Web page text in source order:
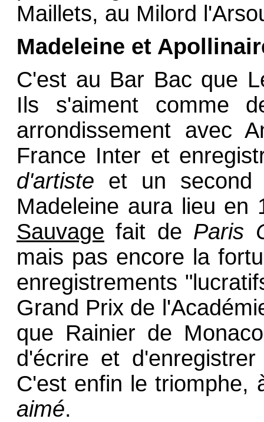
Maillets, au Milord
Madeleine et
C'est au Bar Bac que
Ils s'aiment comme
arrondissement avec
France Inter et
d'artiste et un
Madeleine aura lieu
Sauvage fait de Paris
mais pas encore la
enregistrements
Grand Prix de
que Rainier de
d'écrire et
C'est enfin le
aimé.